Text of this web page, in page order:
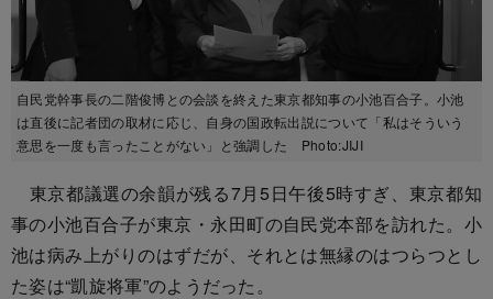
自民党幹事長の二階俊博との会談を終えた東京都知事の小池百合子。小池
は直後に記者団の取材に応じ、自身の国政転出説について「私はそういう
意思を一度も言ったことがない」と強調した Photo:JIJI
東京都議選の余韻が残る7月5日午後5時すぎ、東京都知
事の小池百合子が東京・永田町の自民党本部を訪れた。小
池は病み上がりのはずだが、それとは無縁のはつらつとし
た姿は“凱旋将軍”のようだった。